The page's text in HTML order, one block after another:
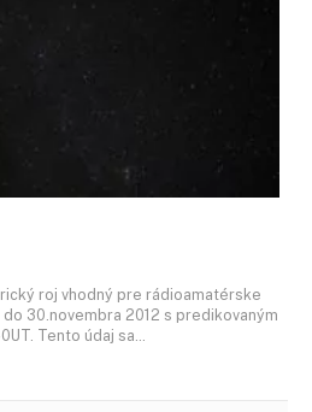
roj vhodný pre rádioamatérske
30.novembra 2012 s predikovaným
Tento údaj sa…